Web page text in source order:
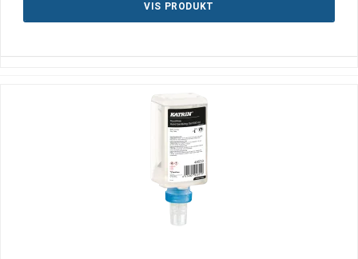
VIS PRODUKT